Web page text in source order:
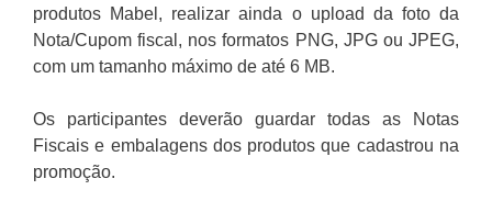
produtos Mabel, realizar ainda o upload da foto da
Nota/Cupom fiscal, nos formatos PNG, JPG ou JPEG,
com um tamanho máximo de até 6 MB.
Os participantes deverão guardar todas as Notas
Fiscais e embalagens dos produtos que cadastrou na
promoção.